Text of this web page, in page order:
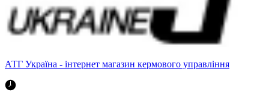
АТГ Україна - інтернет магазин кермового управління